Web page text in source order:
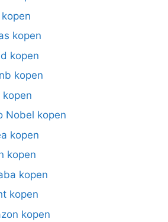
kopen
kopen
kopen
kopen
Nobel kopen
kopen
kopen
kopen
kopen
kopen